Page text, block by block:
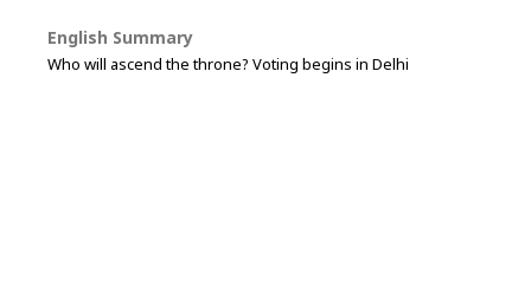
English Summary
Who will ascend the throne? Voting begins in Delhi